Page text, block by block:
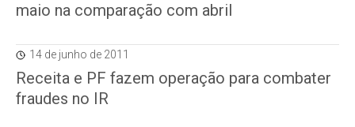
maio na comparação com abril
14 de junho de 2011
Receita e PF fazem operação para combater
fraudes no IR